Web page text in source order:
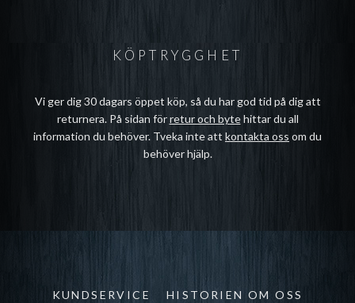
KÖPTRYGGHET
Vi ger dig 30 dagars öppet köp, så du har god tid på dig att
returnera. På sidan förretur och bytehittar du all
information du behöver. Tveka inte att kontakta oss om du
behöver hjälp.
KUNDSERVICE HISTORIEN OM OSS